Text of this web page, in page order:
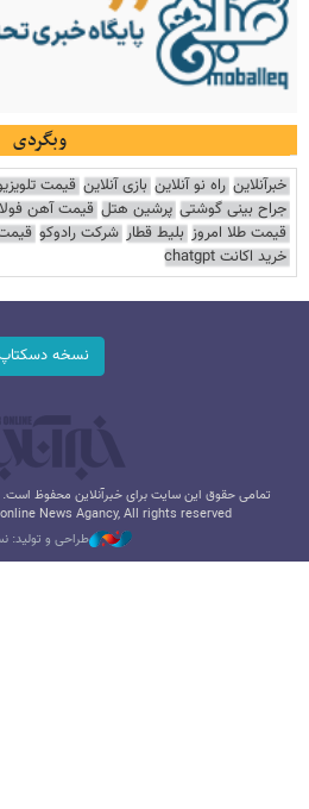
وبگردی
خبرآنلاین راه نو آنلاین بازی آنلاین قیمت
جراح بینی گوشتی پرشین هتل قیمت آهن
قیمت طلا امروز بلیط قطار شرکت رادوکو
خرید اکانت chatgpt
نسخه
تمامی حقوق این سایت برای خبرآنلاین محفوظ است.
News Agancy, All rights reserved
طراحی و تولید: